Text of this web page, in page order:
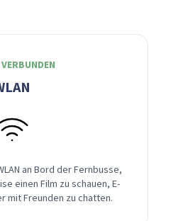
an Bord der Fernbusse,
einen Film zu schauen, E-
mit Freunden zu chatten.